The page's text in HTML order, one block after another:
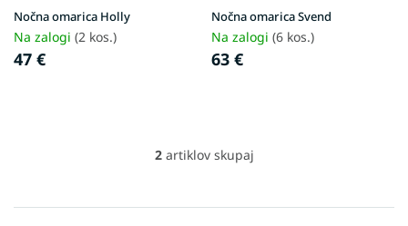
d
u
c
t
Nočna omarica Holly
Na zalogi (2 kos.)
47 €
Nočna omarica Svend
Na zalogi (6 kos.)
63 €
L
t
2artiklov skupaj